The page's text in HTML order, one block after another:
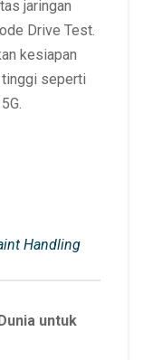
jaringan
Drive Test.
kesiapan
tinggi seperti
Handling
untuk